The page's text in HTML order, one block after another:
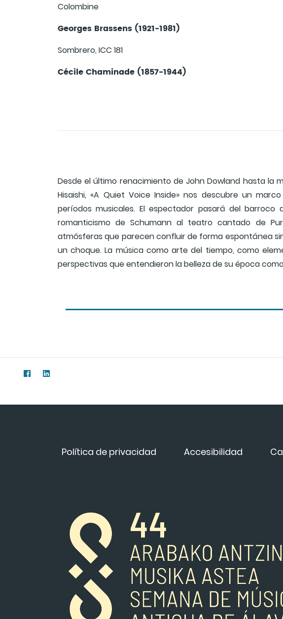
Colombine
Georges Brassens (1921-1981)
Sombrero, ICC 181
Cécile Chaminade (1857-1944)
Desde el último renacimiento de John Dowland hasta la
Hisaishi, «A Quiet Voice Inside» nos descubre un
períodos musicales. El espectador pasará del barroco
romanticismo de Schumann al teatro cantado de
atmósferas que parecen confluir de forma espontánea
un choque. La música como arte del tiempo, como
perspectivas que entendieron la belleza de su época
Política de privacidad Accesibilidad